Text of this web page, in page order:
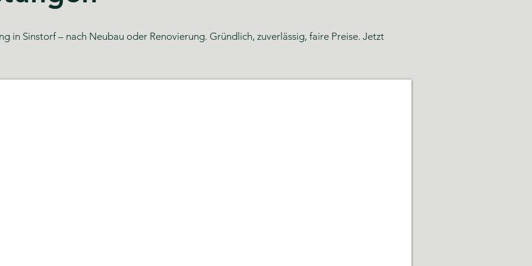
in Sinstorf – nach Neubau oder Renovierung. Gründlich, zuverlässig, faire Preise. Jetzt